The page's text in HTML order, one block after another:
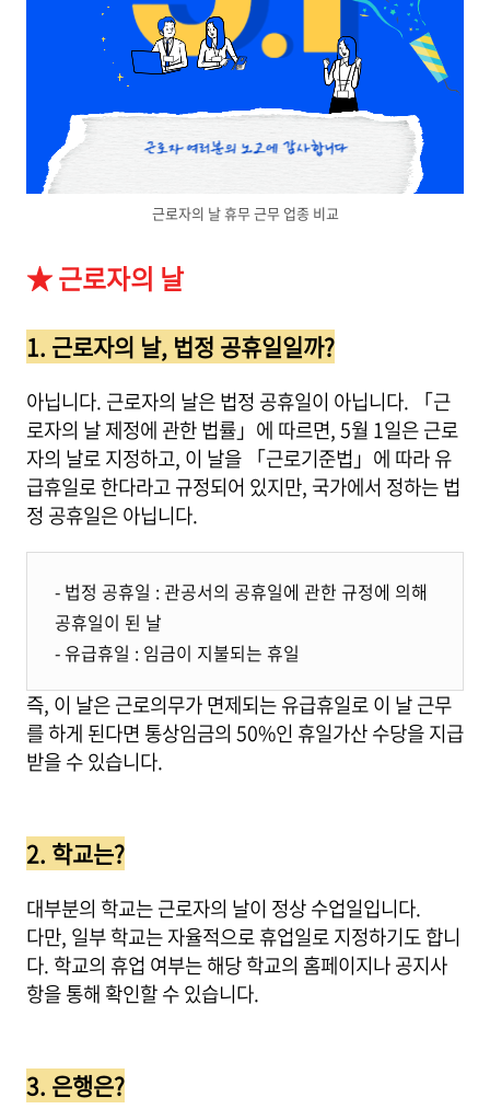
근로자의 날 휴무 근무 업종 비교
★ 근로자의 날
1. 근로자의 날, 법정 공휴일일까?
아닙니다. 근로자의 날은 법정 공휴일이 아닙니다. 「근
로자의 날 제정에 관한 법률」에 따르면, 5월 1일은 근로
자의 날로 지정하고, 이 날을 「근로기준법」에 따라 유
급휴일로 한다라고 규정되어 있지만, 국가에서 정하는 법
정 공휴일은 아닙니다.
- 법정 공휴일 : 관공서의 공휴일에 관한 규정에 의해
공휴일이 된 날
- 유급휴일 : 임금이 지불되는 휴일
즉, 이 날은 근로의무가 면제되는 유급휴일로 이 날 근무
를 하게 된다면 통상임금의 50%인 휴일가산 수당을 지급
받을 수 있습니다.
2. 학교는?
대부분의 학교는 근로자의 날이 정상 수업일입니다.
다만, 일부 학교는 자율적으로 휴업일로 지정하기도 합니
다. 학교의 휴업 여부는 해당 학교의 홈페이지나 공지사
항을 통해 확인할 수 있습니다.
3. 은행은?